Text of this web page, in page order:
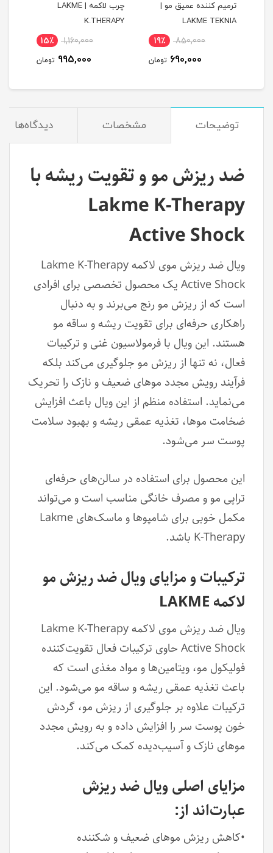
ترمیم کننده عمیق مو |
LAKME TEKNIA
850,000 19٪
690,000 تومان
چرب لاکمه | LAKME
K.THERAPY
1,160,000 15٪
995,000 تومان
توضیحات مشخصات دیدگاه‌ها
ضد ریزش مو و تقویت ریشه با
Lakme K-Therapy
Active Shock
ویال ضد ریزش موی لاکمه Lakme K-Therapy
Active Shock یک محصول تخصصی برای افرادی
است که از ریزش مو رنج می‌برند و به دنبال
راهکاری حرفه‌ای برای تقویت ریشه و ساقه مو
هستند. این ویال با فرمولاسیون غنی و ترکیبات
فعال، نه تنها از ریزش مو جلوگیری می‌کند بلکه
فرآیند رویش مجدد موهای ضعیف و نازک را تحریک
می‌نماید. استفاده منظم از این ویال باعث افزایش
ضخامت موها، تغذیه عمقی ریشه و بهبود سلامت
پوست سر می‌شود.
این محصول برای استفاده در سالن‌های حرفه‌ای
تراپی مو و مصرف خانگی مناسب است و می‌تواند
مکمل خوبی برای شامپوها و ماسک‌های Lakme
K-Therapy باشد.
ترکیبات و مزایای ویال ضد ریزش مو
لاکمه LAKME
ویال ضد ریزش موی لاکمه Lakme K-Therapy
Active Shock حاوی ترکیبات فعال تقویت‌کننده
فولیکول مو، ویتامین‌ها و مواد مغذی است که
باعث تغذیه عمقی ریشه و ساقه مو می‌شود. این
ترکیبات علاوه بر جلوگیری از ریزش مو، گردش
خون پوست سر را افزایش داده و به رویش مجدد
موهای نازک و آسیب‌دیده کمک می‌کند.
مزایای اصلی ویال ضد ریزش
عبارت‌اند از:
•کاهش ریزش موهای ضعیف و شکننده